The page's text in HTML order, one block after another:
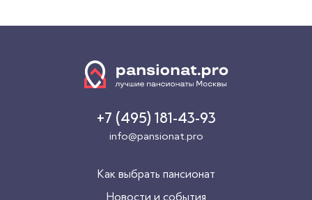
+7 (495) 181-43-93
info@pansionat.pro
Как выбрать пансионат
Новости и события